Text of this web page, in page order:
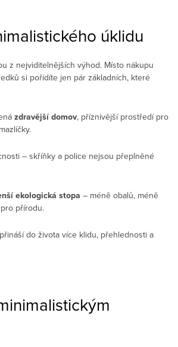
úklidu
z nejviditelnějších výhod. Místo nákupu
si pořídíte jen pár základních, které
zdravější domov, příznivější prostředí pro
– skříňky a police nejsou přeplněné
ekologická stopa – méně obalů, méně
přírodu.
do života více klidu, přehlednosti a